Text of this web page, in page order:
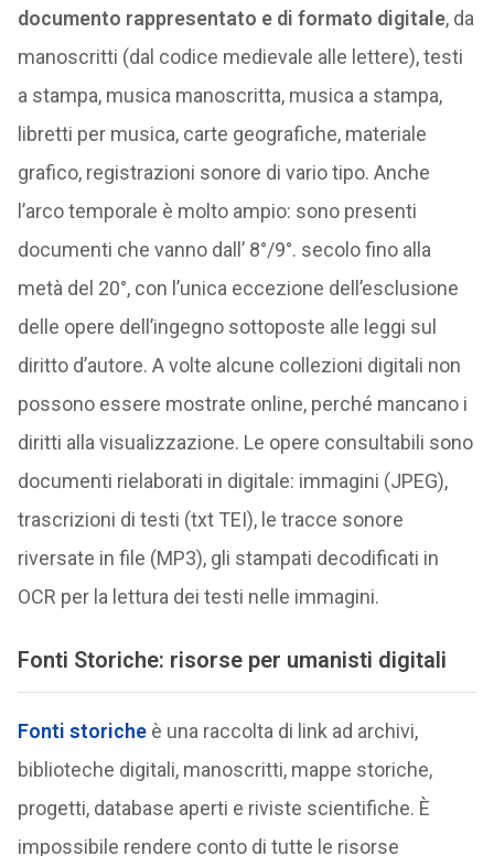
documento rappresentato e di formato digitale, da
manoscritti (dal codice medievale alle lettere), testi
a stampa, musica manoscritta, musica a stampa,
libretti per musica, carte geografiche, materiale
grafico, registrazioni sonore di vario tipo. Anche
l’arco temporale è molto ampio: sono presenti
documenti che vanno dall’ 8°/9°. secolo fino alla
metà del 20°, con l’unica eccezione dell’esclusione
delle opere dell’ingegno sottoposte alle leggi sul
diritto d’autore. A volte alcune collezioni digitali non
possono essere mostrate online, perché mancano i
diritti alla visualizzazione. Le opere consultabili sono
documenti rielaborati in digitale: immagini (JPEG),
trascrizioni di testi (txt TEI), le tracce sonore
riversate in file (MP3), gli stampati decodificati in
OCR per la lettura dei testi nelle immagini.
Fonti Storiche: risorse per umanisti digitali
Fonti storicheè una raccolta di link ad archivi,
biblioteche digitali, manoscritti, mappe storiche,
progetti, database aperti e riviste scientifiche. È
impossibile rendere conto di tutte le risorse